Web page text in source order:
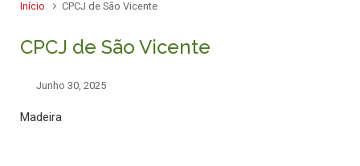
Início CPCJ de São Vicente
CPCJ de São Vicente
Junho 30, 2025
Madeira